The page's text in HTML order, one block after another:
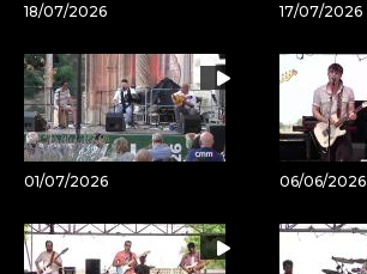
18/07/2026 17/07/2026
01/07/2026 06/06/2026